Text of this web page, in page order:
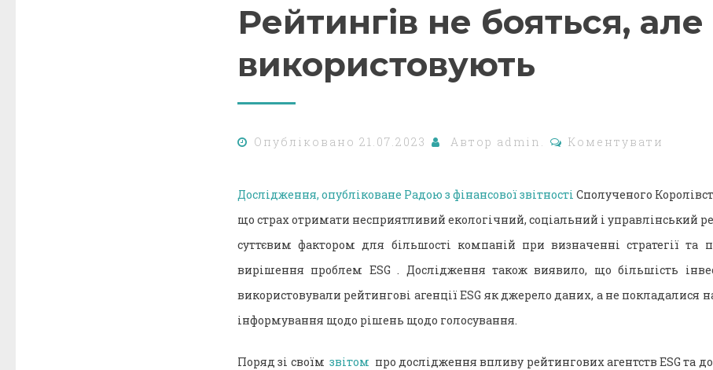
Рейтингів не бояться, але
використовують
Опубліковано 21.07.2023 Автор admin. Коментувати
Дослідження, опубліковане Радою з фінансової звітності Сполученого
що страх отримати несприятливий екологічний, соціальний і управлінський
суттєвим фактором для більшості компаній при визначенні стратегії та
вирішення проблем ESG . Дослідження також виявило, що більшість
використовували рейтингові агенції ESG як джерело даних, а не покладалися
інформування щодо рішень щодо голосування.
Поряд зі своїмзвітом про дослідження впливу рейтингових агентств ESG та